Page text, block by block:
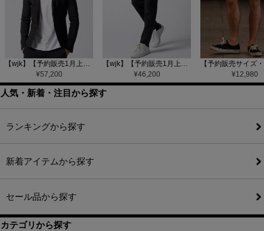
【wjk】【予約販売1月上旬～中旬入荷】function knit jacket(jacquard check) ニットジャケット(207 mw08j)
¥57,200
【wjk】【予約販売1月上旬～中旬入荷】function knit easy slacks(jacquard check) ニットイージーパンツ(504 mw08j)
¥46,200 ¥12,980
人気・新着・注目から探す
ランキングから探す
新着アイテムから探す
セール品から探す
カテゴリから探す